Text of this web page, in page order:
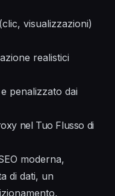
visualizzazioni)
realistici
penalizzato dai
nel Tuo Flusso di
moderna,
di dati, un